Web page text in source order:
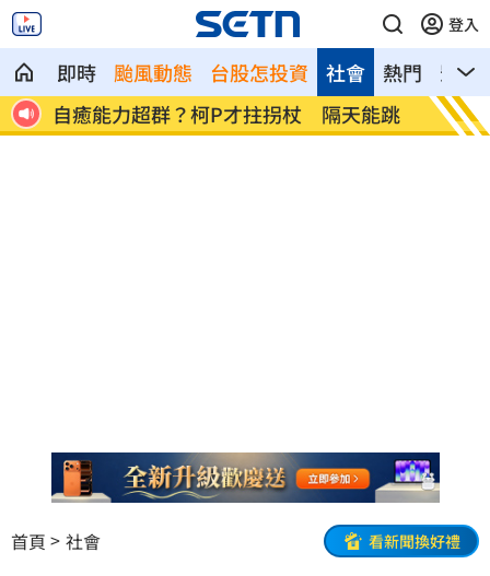
登入
即時 颱風動態 台股怎投資 熱門 影音
社會
兆基債務風暴！李建成遭當庭逮補聲押禁
見
父逝
首頁 社會 看新聞換好禮